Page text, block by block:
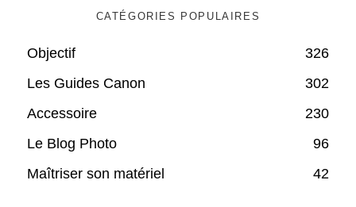
CATÉGORIES POPULAIRES
Objectif
326
Les Guides Canon
302
Accessoire
230
Le Blog Photo
96
Maîtriser son matériel
42